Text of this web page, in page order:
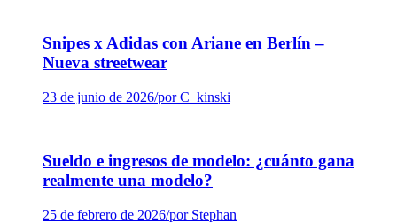
Snipes x Adidas con Ariane en Berlín –
Nueva streetwear
23 de junio de 2026/por C_kinski
Sueldo e ingresos de modelo: ¿cuánto gana
realmente una modelo?
25 de febrero de 2026/por Stephan